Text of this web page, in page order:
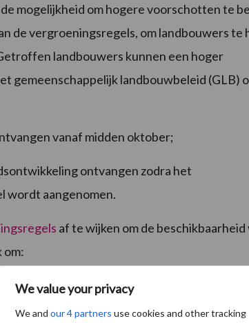
We value your privacy
We and our 4 partners use cookies and other tracking
mogelijkheid om hogere voorschotten te
de vergroeningsregels, om landbouwers te
landbouwers kunnen een hoger
gemeenschappelijk landbouwbeleid (GLB)
vanaf midden oktober;
ontvangen zodra het
wordt aangenomen.
af te wijken om de beschikbaarheid
om:
beschouwen, of als ecologisch